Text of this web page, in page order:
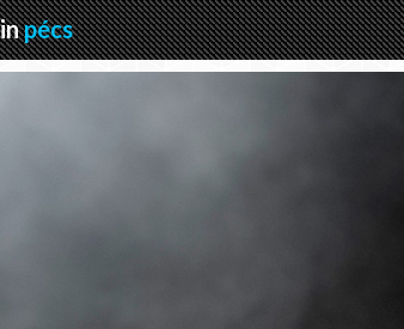
pécs